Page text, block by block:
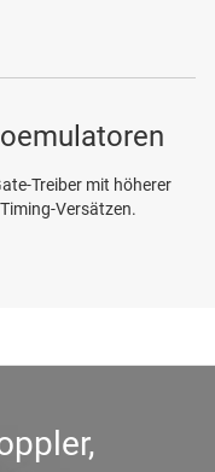
Treiber mit höherer
Versätzen.